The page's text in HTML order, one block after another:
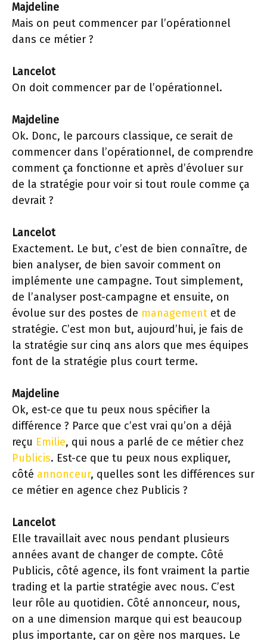
Majdeline
Mais on peut commencer par l’opérationnel
dans ce métier ?
Lancelot
On doit commencer par de l’opérationnel.
Majdeline
Ok. Donc, le parcours classique, ce serait de
commencer dans l’opérationnel, de comprendre
comment ça fonctionne et après d’évoluer sur
de la stratégie pour voir si tout roule comme ça
devrait ?
Lancelot
Exactement. Le but, c’est de bien connaître, de
bien analyser, de bien savoir comment on
implémente une campagne. Tout simplement,
de l’analyser post-campagne et ensuite, on
évolue sur des postes de management et de
stratégie. C’est mon but, aujourd’hui, je fais de
la stratégie sur cinq ans alors que mes équipes
font de la stratégie plus court terme.
Majdeline
Ok, est-ce que tu peux nous spécifier la
différence ? Parce que c’est vrai qu’on a déjà
reçu Emilie, qui nous a parlé de ce métier chez
Publicis. Est-ce que tu peux nous expliquer,
côté annonceur, quelles sont les différences sur
ce métier en agence chez Publicis ?
Lancelot
Elle travaillait avec nous pendant plusieurs
années avant de changer de compte. Côté
Publicis, côté agence, ils font vraiment la partie
trading et la partie stratégie avec nous. C’est
leur rôle au quotidien. Côté annonceur, nous,
on a une dimension marque qui est beaucoup
plus importante, car on gère nos marques. Le